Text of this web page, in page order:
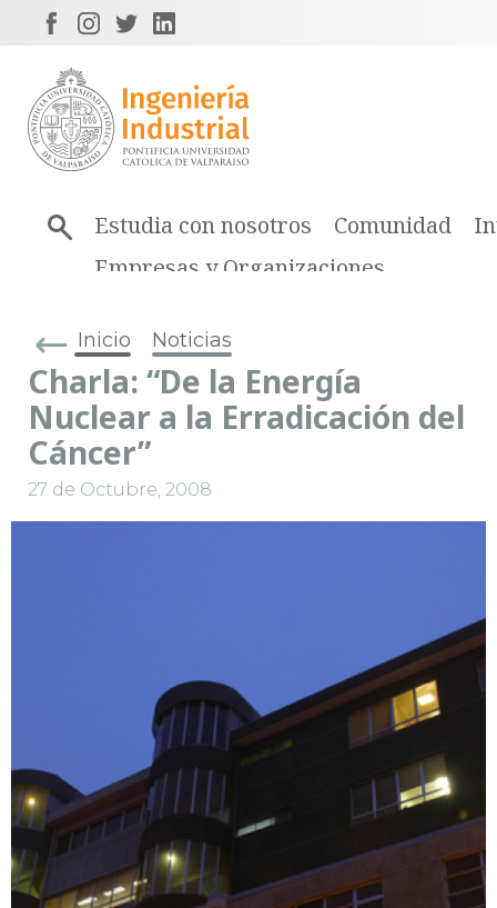
Estudia con nosotros Comunidad
Empresas y Organizaciones
Inicio Noticias
Charla: “De la Energía
Nuclear a la Erradicación del
Cáncer”
27 de Octubre, 2008